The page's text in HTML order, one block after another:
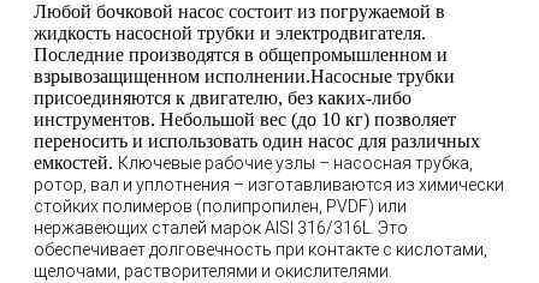
Любой бочковой насос состоит из погружаемой в
жидкость насосной трубки и электродвигателя.
Последние производятся в общепромышленном и
взрывозащищенном исполнении.Насосные трубки
присоединяются к двигателю, без каких-либо
инструментов. Небольшой вес (до 10 кг) позволяет
переносить и использовать один насос для различных
емкостей. Ключевые рабочие узлы – насосная трубка,
ротор, вал и уплотнения – изготавливаются из химически
стойких полимеров (полипропилен, PVDF) или
нержавеющих сталей марок AISI 316/316L. Это
обеспечивает долговечность при контакте с кислотами,
щелочами, растворителями и окислителями.